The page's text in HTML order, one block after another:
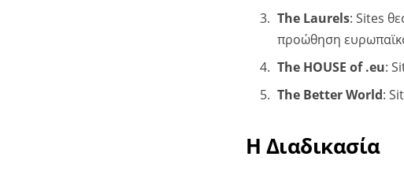
The Laurels: Sites
προώθηση
The HOUSE of .eu:
The Better World:
Η Διαδικασία